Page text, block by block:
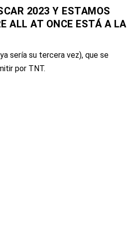
2023 Y ESTAMOS
ALL AT ONCE ESTÁ A LA
sería su tercera vez), que se
por TNT.